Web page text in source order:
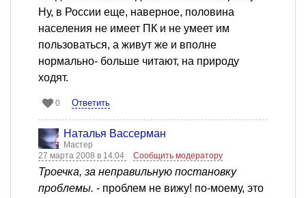
Ну, в России еще, наверное, половина
населения не имеет ПК и не умеет им
пользоваться, а живут же и вполне
нормально- больше читают, на природу
ходят.
0 Ответить
Наталья Вассерман
Мастер
27 марта 2008 в 14:04
Сообщить модератору
Троечка, за неправильную постановку
проблемы. - проблем не вижу! по-моему, это